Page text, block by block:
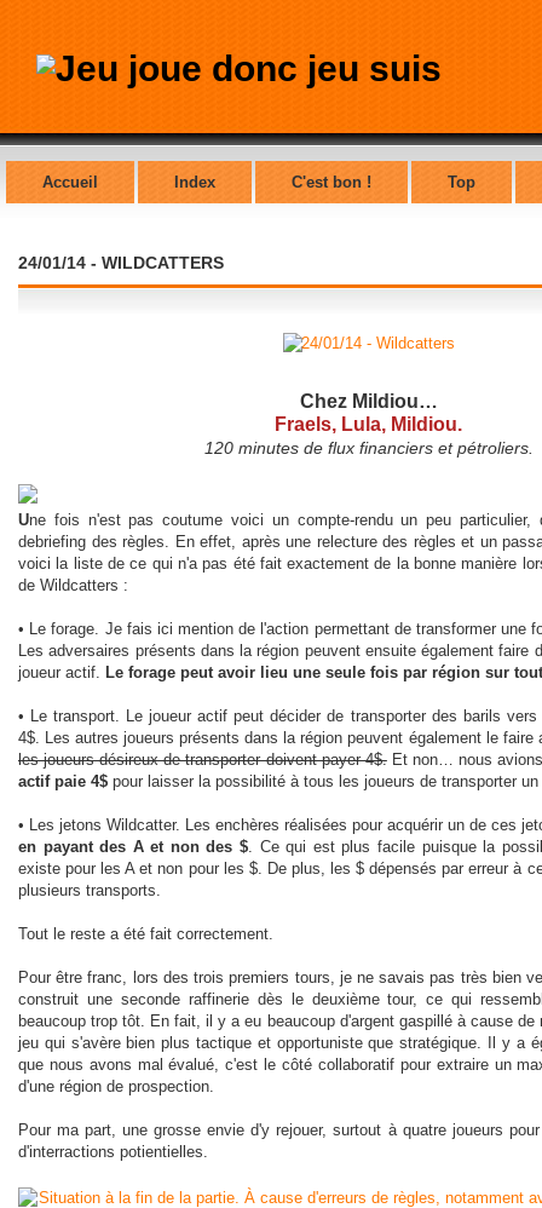
Accueil Index C'est bon ! Top
24/01/14 - WILDCATTERS
Chez Mildiou…
Fraels, Lula, Mildiou.
120 minutes de flux financiers et pétroliers.
Une fois n'est pas coutume voici un compte-rendu un peu particulier,
debriefing des règles. En effet, après une relecture des règles et un
voici la liste de ce qui n'a pas été fait exactement de la bonne manière
de Wildcatters :
• Le forage. Je fais ici mention de l'action permettant de transformer une
Les adversaires présents dans la région peuvent ensuite également faire
joueur actif. Le forage peut avoir lieu une seule fois par région sur
• Le transport. Le joueur actif peut décider de transporter des barils
4$. Les autres joueurs présents dans la région peuvent également le
les joueurs désireux de transporter doivent payer 4$.Et non… nous
actif paie 4$ pour laisser la possibilité à tous les joueurs de transporter
• Les jetons Wildcatter. Les enchères réalisées pour acquérir un de ces
en payant des A et non des $. Ce qui est plus facile puisque la
existe pour les A et non pour les $. De plus, les $ dépensés par erreur à
plusieurs transports.
Tout le reste a été fait correctement.
Pour être franc, lors des trois premiers tours, je ne savais pas très bien
construit une seconde raffinerie dès le deuxième tour, ce qui
beaucoup trop tôt. En fait, il y a eu beaucoup d'argent gaspillé à cause de
jeu qui s'avère bien plus tactique et opportuniste que stratégique. Il y a
que nous avons mal évalué, c'est le côté collaboratif pour extraire un
d'une région de prospection.
Pour ma part, une grosse envie d'y rejouer, surtout à quatre joueurs
d'interractions potientielles.